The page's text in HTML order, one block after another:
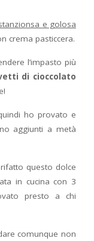
e golosa
crema pasticcera.
l’impasto più
di cioccolato
ho provato e
aggiunti a metà
questo dolce
in cucina con 3
presto a chi
comunque non